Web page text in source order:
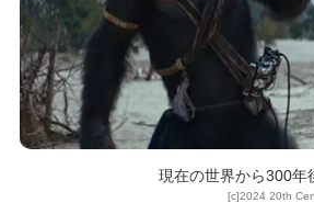
現在の世界から300年
[c]2024 20th